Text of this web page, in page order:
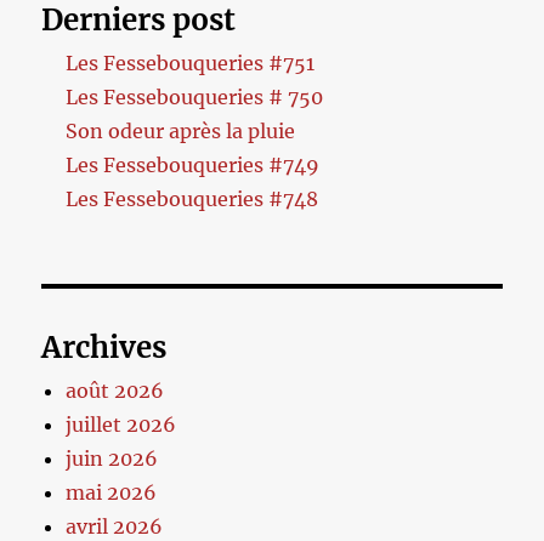
Derniers post
Les Fessebouqueries #751
Les Fessebouqueries # 750
Son odeur après la pluie
Les Fessebouqueries #749
Les Fessebouqueries #748
Archives
août 2026
juillet 2026
juin 2026
mai 2026
avril 2026